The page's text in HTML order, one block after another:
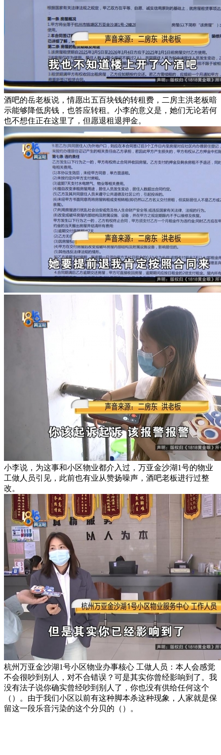
酒吧的岳老板说，情愿出五百块钱的转租费，二房主洪老板暗
示能够降低房钱，也答应转租。小李的意义是，她们无论若何
也不想住正在这里了，但愿退租退押金。
小李说，为这事和小区物业都介入过，万亚金沙湖1号的物业
工做人员引见，此前也有业从赞扬噪声，酒吧老板进行过整
改。
杭州万亚金沙湖1号小区物业办事核心 工做人员：本人会感觉
不会很吵到别人，对不合错误？可是其实你曾经影响到了。我
没有法子说你确实曾经吵到别人了，你也没有供给任何这个
（）。由于我们小区以前有这种脚本杀这种现象，人家就是保
留这一段乐音污染的这个分贝的（）。